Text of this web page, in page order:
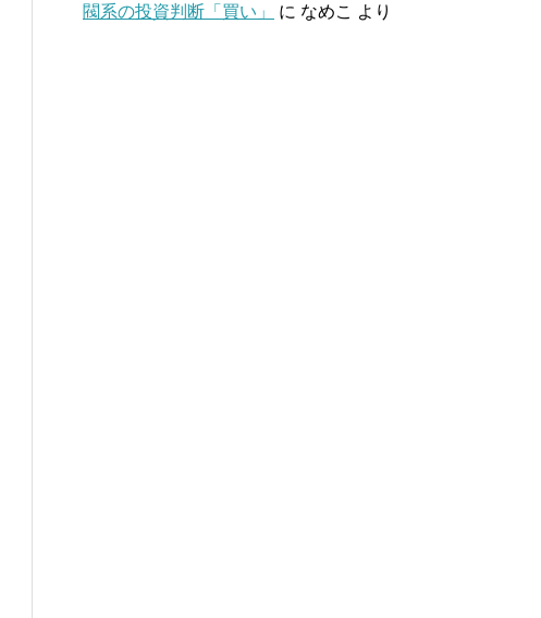
閥系の投資判断「買い」
に なめこ より